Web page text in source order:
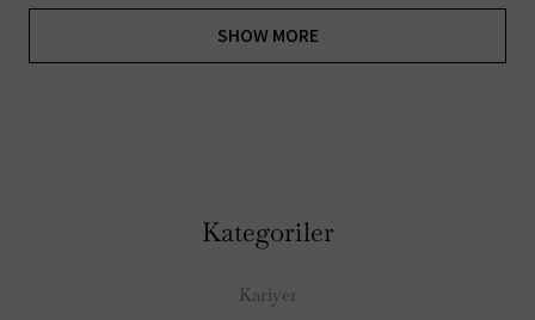
SHOW MORE
Kategoriler
Kariyer